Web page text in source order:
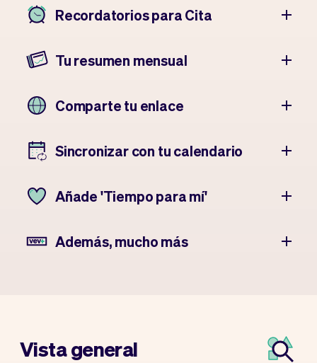
Recordatorios para Cita
Tu resumen mensual
Comparte tu enlace
Sincronizar con tu calendario
Añade 'Tiempo para mí'
Además, mucho más
Vista general